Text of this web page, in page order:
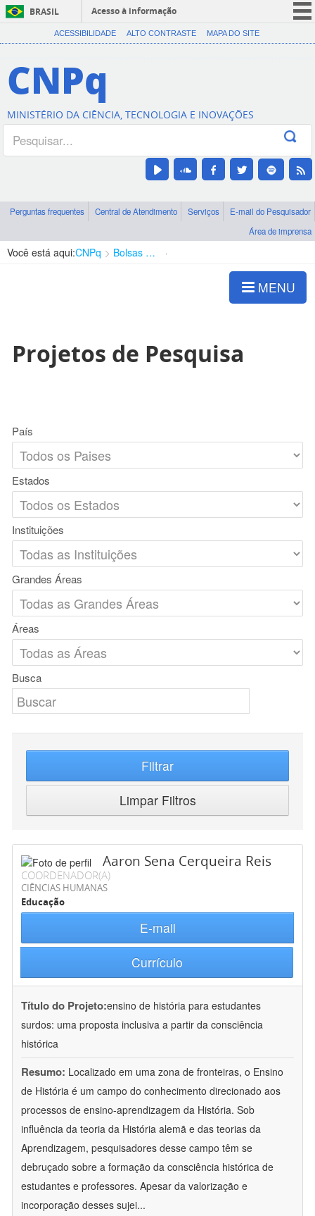
BRASIL
Acesso à informação
CORONAVÍRUS (COVID-19)
Canais
ACESSIBILIDADE ALTO CONTRASTE MAPA DO SITE
CNPq
MINISTÉRIO DA CIÊNCIA, TECNOLOGIA E INOVAÇÕES
Perguntas frequentes Central de Atendimento Serviços
E-mail do Pesquisador
Área de imprensa
Você está aqui:CNPq Bolsas e Auxílios Vigentes
MENU
Projetos de Pesquisa
País
Estados
Instituições
Grandes Áreas
Áreas
Busca
Filtrar
Limpar Filtros
Aaron Sena Cerqueira Reis
COORDENADOR(A)
CIÊNCIAS HUMANAS
Educação
E-mail
Currículo
Título do Projeto:ensino de história para estudantes
surdos: uma proposta inclusiva a partir da consciência
histórica
Resumo: Localizado em uma zona de fronteiras, o Ensino
de História é um campo do conhecimento direcionado aos
processos de ensino-aprendizagem da História. Sob
influência da teoria da História alemã e das teorias da
Aprendizagem, pesquisadores desse campo têm se
debruçado sobre a formação da consciência histórica de
estudantes e professores. Apesar da valorização e
incorporação desses sujei...